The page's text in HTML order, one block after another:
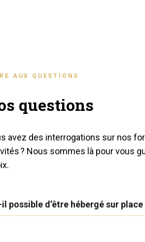
AUX QUESTIONS
questions
avez des interrogations sur nos
? Nous sommes là pour vous
possible d’être hébergé sur place